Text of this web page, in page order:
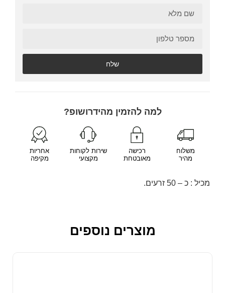
שלח
למה להזמין מהידרושופ?
משלוח
מהיר
רכישה
מאובטחת
שירות לקוחות
מקצועי
אחריות
מקיפה
מכיל : כ – 50 זרעים.
מוצרים נוספים